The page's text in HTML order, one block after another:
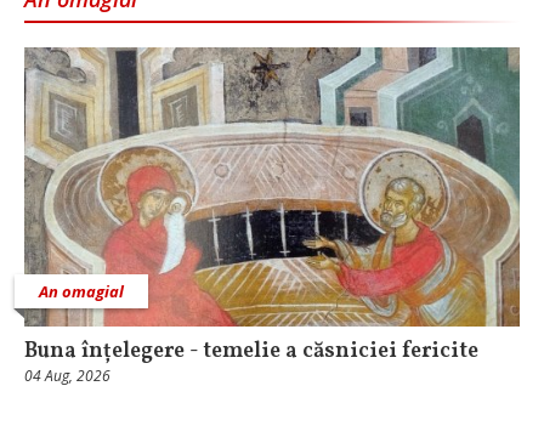
An omagial
Buna înțelegere - temelie a căsniciei fericite
04 Aug, 2026